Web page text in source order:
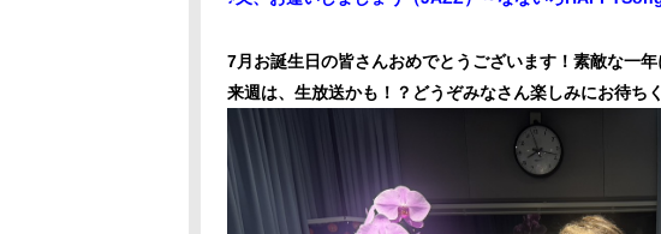
7月お誕生日の皆さんおめでとうございます！ 素敵な一
来週は、生放送かも！？どうぞみなさん楽しみにお待ち